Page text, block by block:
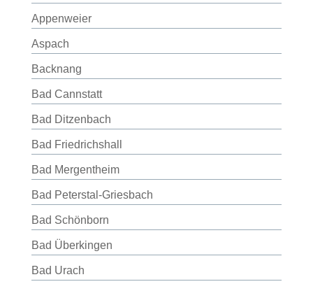
Appenweier
Aspach
Backnang
Bad Cannstatt
Bad Ditzenbach
Bad Friedrichshall
Bad Mergentheim
Bad Peterstal-Griesbach
Bad Schönborn
Bad Überkingen
Bad Urach